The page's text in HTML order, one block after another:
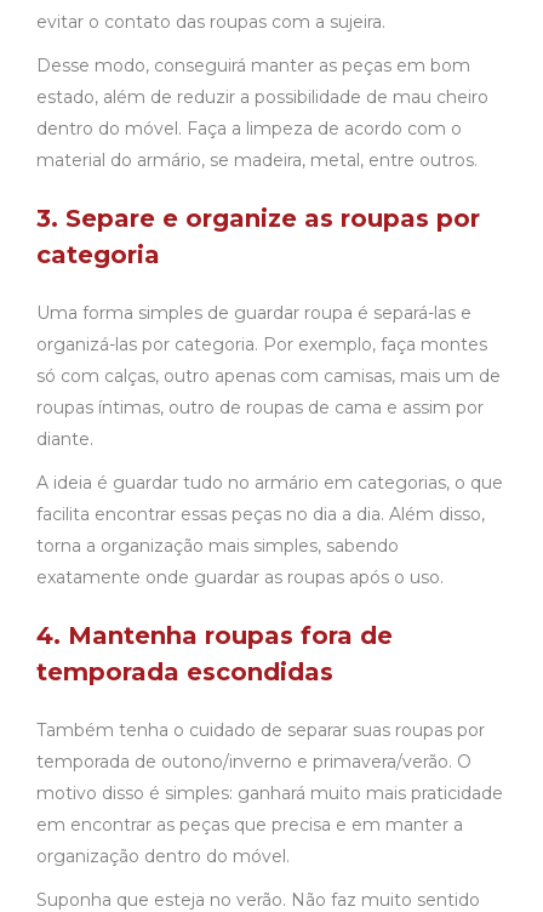
evitar o contato das roupas com a sujeira.
Desse modo, conseguirá manter as peças em bom
estado, além de reduzir a possibilidade de mau cheiro
dentro do móvel. Faça a limpeza de acordo com o
material do armário, se madeira, metal, entre outros.
3. Separe e organize as roupas por
categoria
Uma forma simples de guardar roupa é separá-las e
organizá-las por categoria. Por exemplo, faça montes
só com calças, outro apenas com camisas, mais um de
roupas íntimas, outro de roupas de cama e assim por
diante.
A ideia é guardar tudo no armário em categorias, o que
facilita encontrar essas peças no dia a dia. Além disso,
torna a organização mais simples, sabendo
exatamente onde guardar as roupas após o uso.
4. Mantenha roupas fora de
temporada escondidas
Também tenha o cuidado de separar suas roupas por
temporada de outono/inverno e primavera/verão. O
motivo disso é simples: ganhará muito mais praticidade
em encontrar as peças que precisa e em manter a
organização dentro do móvel.
Suponha que esteja no verão. Não faz muito sentido